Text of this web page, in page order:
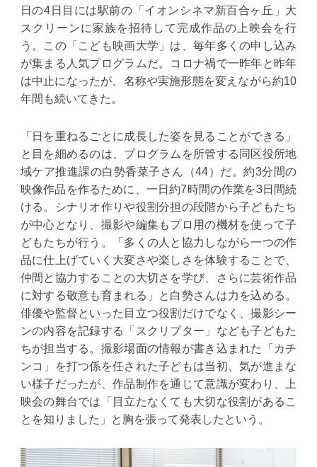
日の4日目には駅前の「イオンシネマ新百合ヶ丘」大
スクリーンに家族を招待して完成作品の上映会を行
う。この「こども映画大学」は、毎年多くの申し込み
が集まる人気プログラムだ。コロナ禍で一昨年と昨年
は中止になったが、名称や実施形態を変えながら約10
年間も続いてきた。
「日を重ねるごとに成長した姿を見ることができる」
と目を細めるのは、プログラムを所管する同区役所地
域ケア推進課の白勢香菜子さん（44）だ。約3分間の
映像作品を作るために、一日約7時間の作業を3日間続
ける。シナリオ作りや役割分担の段階から子どもたち
が中心となり、撮影や編集もプロ用の機材を使って子
どもたちが行う。「多くの人と協力しながら一つの作
品に仕上げていく大変さや楽しさを体験することで、
仲間と協力することの大切さを学び、さらに芸術作品
に対する敬意も育まれる」と白勢さんは力を込める。
俳優や監督といった目立つ役割だけでなく、撮影シー
ンの内容を記録する「スクリプター」なども子どもた
ちが担当する。撮影場面の情報が書き込まれた「カチ
ンコ」を打つ係を任された子どもは当初、気が進まな
い様子だったが、作品制作を通じて意識が変わり、上
映会の舞台では「目立たなくても大切な役割があるこ
とを知りました」と胸を張って発表したという。